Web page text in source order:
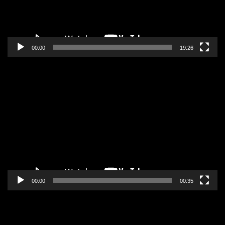
00:00 19:26
00:00 00:35